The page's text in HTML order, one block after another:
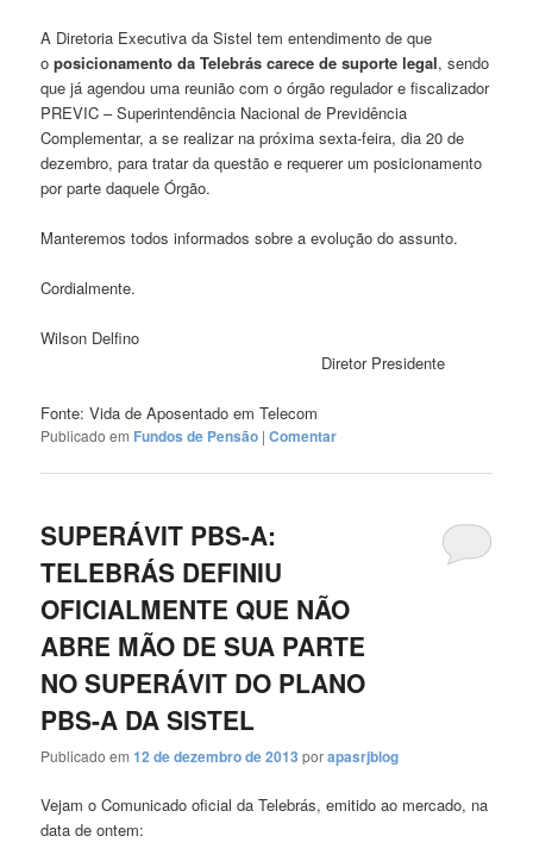
A Diretoria Executiva da Sistel tem entendimento de que
oposicionamento da Telebrás carece de suporte legal, sendo
que já agendou uma reunião com o órgão regulador e fiscalizador
PREVIC – Superintendência Nacional de Previdência
Complementar, a se realizar na próxima sexta-feira, dia 20 de
dezembro, para tratar da questão e requerer um posicionamento
por parte daquele Órgão.
Manteremos todos informados sobre a evolução do assunto.
Cordialmente.
Wilson Delfino
Diretor Presidente
Fonte: Vida de Aposentado em Telecom
Publicado em Fundos de Pensão |Comentar
SUPERÁVIT PBS-A:
TELEBRÁS DEFINIU
OFICIALMENTE QUE NÃO
ABRE MÃO DE SUA PARTE
NO SUPERÁVIT DO PLANO
PBS-A DA SISTEL
Publicado em12 de dezembro de 2013 porapasrjblog
Vejam o Comunicado oficial da Telebrás, emitido ao mercado, na
data de ontem: